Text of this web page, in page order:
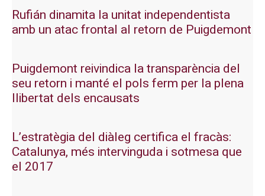
Rufián dinamita la unitat independentista
amb un atac frontal al retorn de Puigdemont
Puigdemont reivindica la transparència del
seu retorn i manté el pols ferm per la plena
llibertat dels encausats
L’estratègia del diàleg certifica el fracàs:
Catalunya, més intervinguda i sotmesa que
el 2017